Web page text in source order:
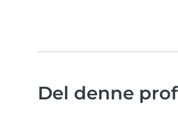
Del denne